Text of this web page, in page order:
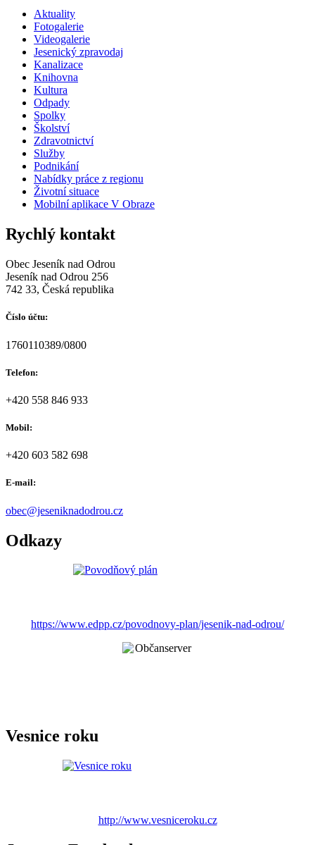
Aktuality
Fotogalerie
Videogalerie
Jesenický zpravodaj
Kanalizace
Knihovna
Kultura
Odpady
Spolky
Školství
Zdravotnictví
Služby
Podnikání
Nabídky práce z regionu
Životní situace
Mobilní aplikace V Obraze
Rychlý kontakt
Obec Jeseník nad Odrou
Jeseník nad Odrou 256
742 33, Česká republika
Číslo účtu:
1760110389/0800
Telefon:
+420 558 846 933
Mobil:
+420 603 582 698
E-mail:
obec@jeseniknadodrou.cz
Odkazy
https://www.edpp.cz/povodnovy-plan/jesenik-nad-odrou/
Vesnice roku
http://www.vesniceroku.cz